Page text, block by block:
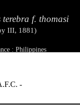
terebra f. thomasi
III, 1881)
: Philippines
-